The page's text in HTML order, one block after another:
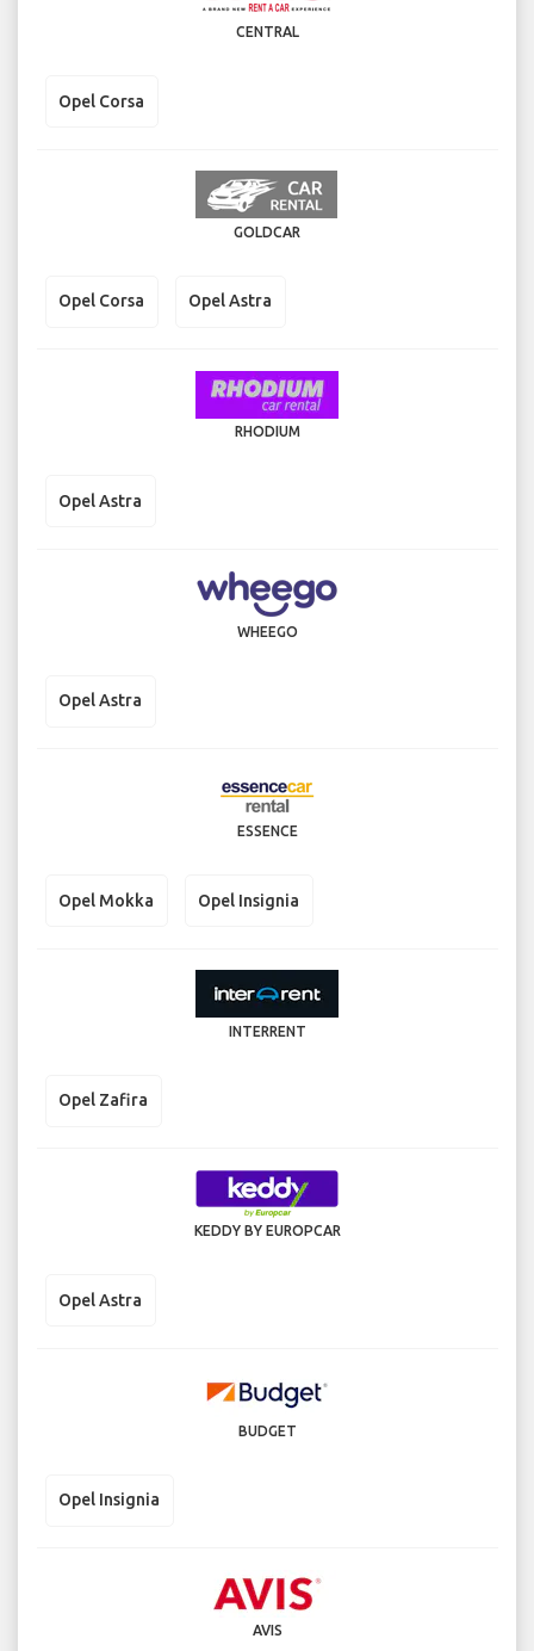
CENTRAL
Opel Corsa
GOLDCAR
Opel Corsa Opel Astra
RHODIUM
Opel Astra
WHEEGO
Opel Astra
ESSENCE
Opel Mokka Opel Insignia
INTERRENT
Opel Zafira
KEDDY BY EUROPCAR
Opel Astra
BUDGET
Opel Insignia
AVIS